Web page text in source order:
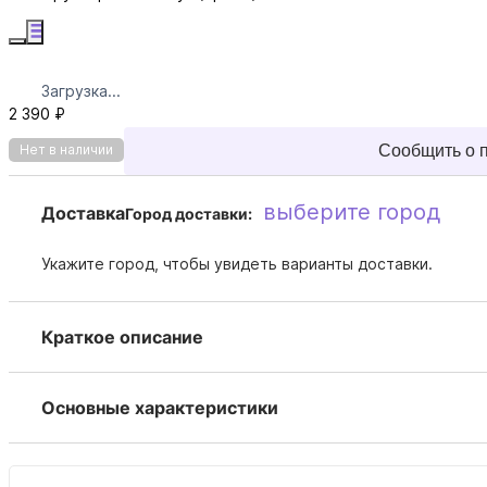
Загрузка...
2 390 ₽
Нет в наличии Сообщить о
ДоставкаГород доставки: выберите город
Укажите город, чтобы увидеть варианты доставки.
Краткое описание
Основные характеристики